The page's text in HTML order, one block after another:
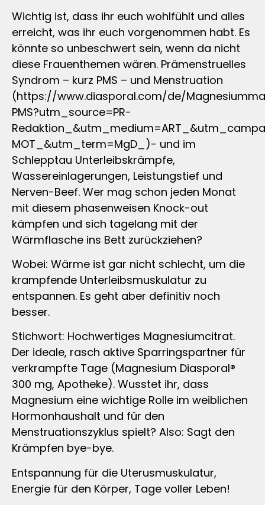
Wichtig ist, dass ihr euch wohlfühlt und alles
erreicht, was ihr euch vorgenommen habt. Es
könnte so unbeschwert sein, wenn da nicht
diese Frauenthemen wären. Prämenstruelles
Syndrom – kurz PMS – und Menstruation
(https://www.diasporal.com/de/
PMS?utm_source=PR-
MOT_&utm_term=MgD_)- und im
Schlepptau Unterleibskrämpfe,
Wassereinlagerungen, Leistungstief und
Nerven-Beef. Wer mag schon jeden Monat
mit diesem phasenweisen Knock-out
kämpfen und sich tagelang mit der
Wärmflasche ins Bett zurückziehen?
Wobei: Wärme ist gar nicht schlecht, um die
krampfende Unterleibsmuskulatur zu
entspannen. Es geht aber definitiv noch
besser.
Stichwort: Hochwertiges Magnesiumcitrat.
Der ideale, rasch aktive Sparringspartner für
verkrampfte Tage (Magnesium Diasporal®
300 mg, Apotheke). Wusstet ihr, dass
Magnesium eine wichtige Rolle im weiblichen
Hormonhaushalt und für den
Menstruationszyklus spielt? Also: Sagt den
Krämpfen bye-bye.
Entspannung für die Uterusmuskulatur,
Energie für den Körper, Tage voller Leben!